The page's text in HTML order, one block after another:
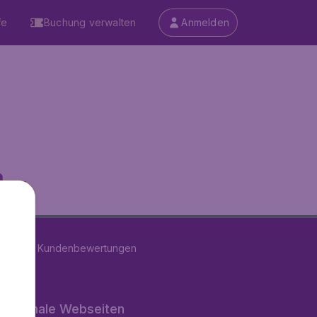
Buchung verwalten Anmelden
...
Kundenbewertungen
Webseiten